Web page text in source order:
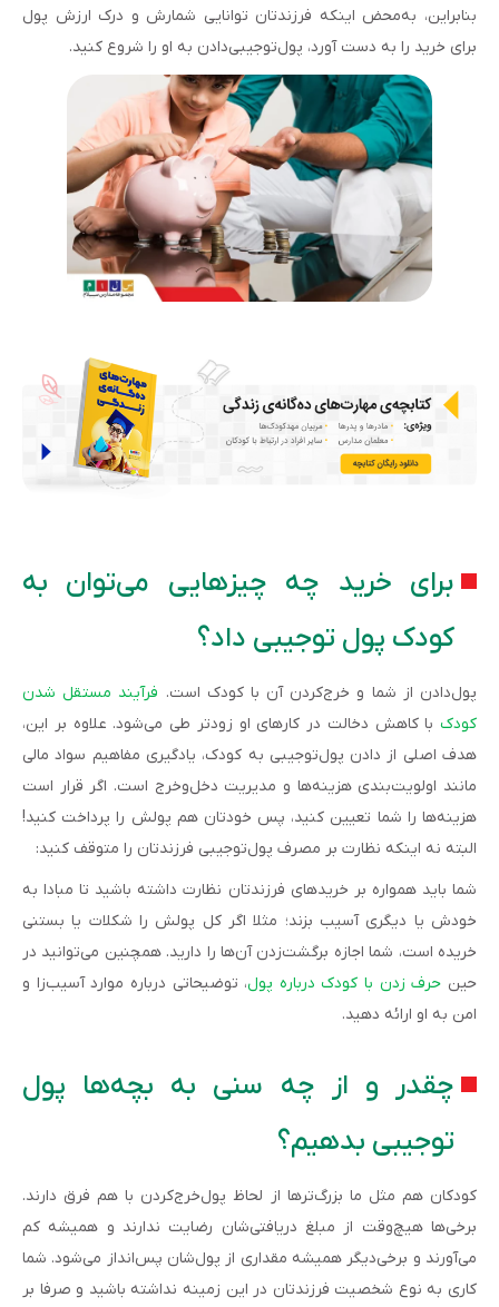
بنابراین، به‌محض اینکه فرزندتان توانایی شمارش و درک ارزش پول
برای خرید را به‌ دست آورد، پول‌توجیبی‌دادن به او را شروع کنید.
برای خرید چه چیزهایی می‌توان به
کودک پول توجیبی داد؟
پول‌دادن از شما و خرج‌کردن آن با کودک است. فرآیند مستقل شدن
کودک با کاهش دخالت در کارهای او زودتر طی می‌شود. علاوه بر این،
هدف اصلی از دادن پول‌توجیبی به کودک، یادگیری مفاهیم سواد مالی
مانند اولویت‌بندی هزینه‌ها و مدیریت دخل‌وخرج است. اگر قرار است
هزینه‌ها را شما تعیین کنید، پس خودتان هم پولش را پرداخت کنید!
البته نه اینکه نظارت بر مصرف پول‌توجیبی فرزندتان را متوقف کنید:
شما باید همواره بر خریدهای فرزندتان نظارت داشته باشید تا مبادا به
خودش یا دیگری آسیب بزند؛ مثلا اگر کل پولش را شکلات یا بستنی
خریده است، شما اجازه برگشت‌زدن آن‌ها را دارید. همچنین می‌توانید در
حین حرف زدن با کودک درباره پول، توضیحاتی درباره موارد آسیب‌زا و
امن به او ارائه دهید.
چقدر و از چه سنی به بچه‌ها پول
توجیبی بدهیم؟
کودکان هم مثل ما بزرگ‌ترها از لحاظ پول‌خرج‌کردن با هم فرق دارند.
برخی‌ها هیچ‌وقت از مبلغ دریافتی‌شان رضایت ندارند و همیشه کم
می‌آورند و برخی‌دیگر همیشه مقداری از پول‌شان پس‌انداز می‌شود. شما
کاری به نوع شخصیت فرزندتان در این زمینه نداشته باشید و صرفا بر